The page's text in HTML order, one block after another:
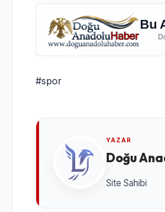
Bu
#spor
YAZAR
Doğu
Site Sahibi